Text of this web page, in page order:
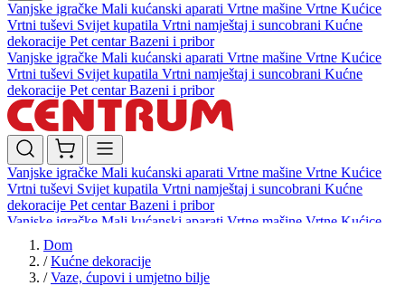
Vanjske igračke Mali kućanski aparati Vrtne mašine Vrtne Kućice
Vrtni tuševi Svijet kupatila Vrtni namještaj i suncobrani Kućne
dekoracije Pet centarBazeni i pribor
Vanjske igračke Mali kućanski aparati Vrtne mašine Vrtne Kućice
Vrtni tuševi Svijet kupatila Vrtni namještaj i suncobrani Kućne
dekoracije Pet centarBazeni i pribor
Vanjske igračke Mali kućanski aparati Vrtne mašine Vrtne Kućice
Vrtni tuševi Svijet kupatila Vrtni namještaj i suncobrani Kućne
dekoracije Pet centarBazeni i pribor
Vanjske igračke Mali kućanski aparati Vrtne mašine Vrtne Kućice
Vrtni tuševi
dekoracijePet centar Bazeni i pribor
Dom
/ Kućne dekoracije
/ Vaze, ćupovi i umjetno bilje